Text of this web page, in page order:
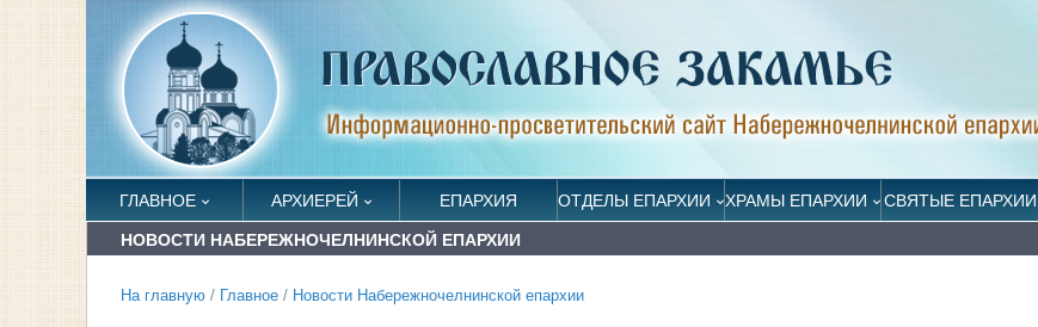
ГЛАВНОЕ АРХИЕРЕЙ ЕПАРХИЯ ОТДЕЛЫ ЕПАРХИИ ХРАМЫ ЕПАРХИИ СВЯТЫЕ ЕПАРХИИ
НОВОСТИ НАБЕРЕЖНОЧЕЛНИНСКОЙ ЕПАРХИИ
На главную / Главное / Новости Набережночелнинской епархии